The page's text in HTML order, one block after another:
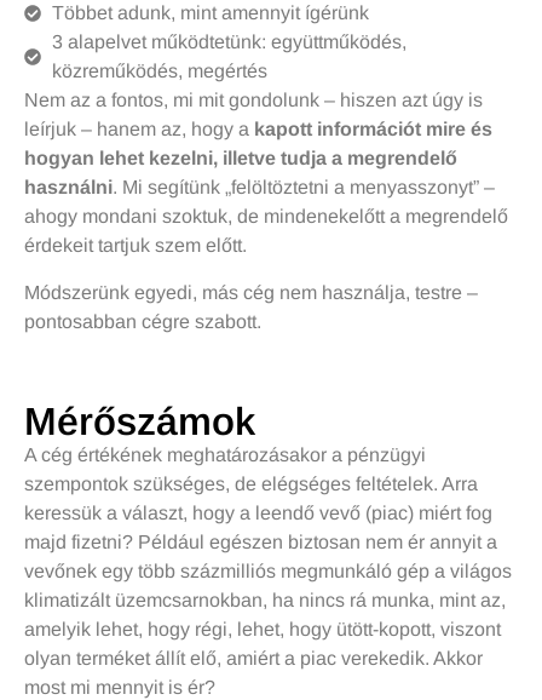
Többet adunk, mint amennyit ígérünk
3 alapelvet működtetünk: együttműködés,
közreműködés, megértés
Nem az a fontos, mi mit gondolunk – hiszen azt úgy is
leírjuk – hanem az, hogy a kapott információt mire és
hogyan lehet kezelni, illetve tudja a megrendelő
használni. Mi segítünk „felöltöztetni a menyasszonyt” –
ahogy mondani szoktuk, de mindenekelőtt a megrendelő
érdekeit tartjuk szem előtt.
Módszerünk egyedi, más cég nem használja, testre –
pontosabban cégre szabott.
Mérőszámok
A cég értékének meghatározásakor a pénzügyi
szempontok szükséges, de elégséges feltételek. Arra
keressük a választ, hogy a leendő vevő (piac) miért fog
majd fizetni? Például egészen biztosan nem ér annyit a
vevőnek egy több százmilliós megmunkáló gép a világos
klimatizált üzemcsarnokban, ha nincs rá munka, mint az,
amelyik lehet, hogy régi, lehet, hogy ütött-kopott, viszont
olyan terméket állít elő, amiért a piac verekedik. Akkor
most mi mennyit is ér?